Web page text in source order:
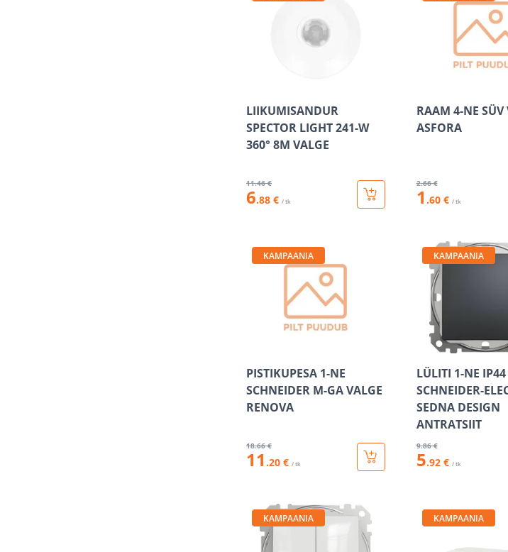
LIIKUMISANDUR
SPECTOR LIGHT 241-W
360° 8M VALGE
11.46 €
6.88 € / tk
RAAM 4-NE SÜV
ASFORA
2.66 €
1 .60 € / tk
KAMPAANIA
PISTIKUPESA 1-NE
SCHNEIDER M-GA VALGE
RENOVA
18.66 €
11 .20 € / tk
KAMPAANIA
LÜLITI 1-NE IP44
SCHNEIDER-
SEDNA DESIGN
ANTRATSIIT
9.86 €
5.92 € / tk
KAMPAANIA KAMPAANIA